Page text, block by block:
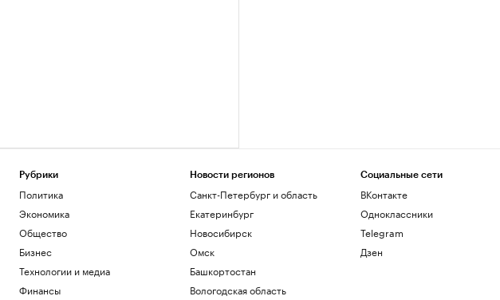
Рубрики
Политика
Экономика
Общество
Бизнес
Технологии и медиа
Финансы
Новости регионов
Санкт-Петербург и область
Екатеринбург
Новосибирск
Омск
Башкортостан
Вологодская область
Социальные сети
ВКонтакте
Одноклассники
Telegram
Дзен